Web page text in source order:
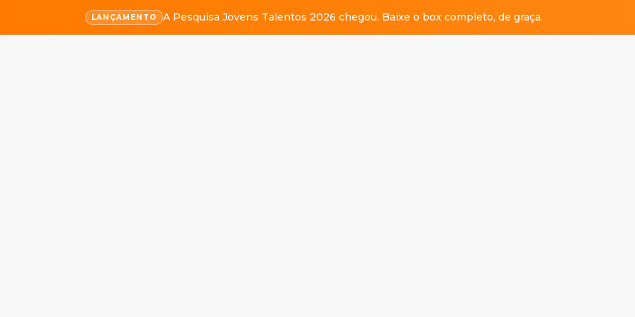
LANÇAMENTO A Pesquisa Jovens Talentos 2026 chegou. Baixe o box completo, de graça.